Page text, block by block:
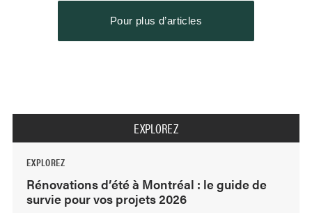
Pour plus d’articles
EXPLOREZ
EXPLOREZ
Rénovations d’été à Montréal : le guide de
survie pour vos projets 2026